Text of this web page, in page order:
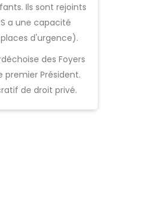
Ils sont rejoints
a une capacité
d'urgence).
des Foyers
premier Président.
de droit privé.